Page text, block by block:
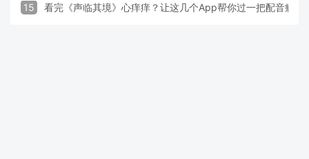
15 看完《声临其境》心痒痒？让这几个App帮你过一把配音瘾